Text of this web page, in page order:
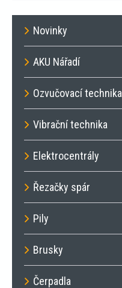
Novinky
AKU Nářadí
Ozvučovací technika
Vibrační technika
Elektrocentrály
Řezačky spár
Pily
Brusky
Čerpadla